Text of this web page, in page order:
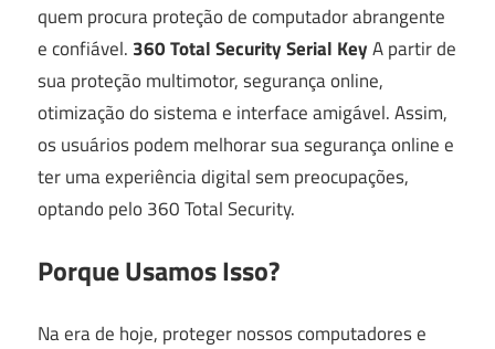
quem procura proteção de computador abrangente
e confiável. 360 Total Security Serial KeyA partir de
sua proteção multimotor, segurança online,
otimização do sistema e interface amigável. Assim,
os usuários podem melhorar sua segurança online e
ter uma experiência digital sem preocupações,
optando pelo 360 Total Security.
Porque Usamos Isso?
Na era de hoje, proteger nossos computadores e